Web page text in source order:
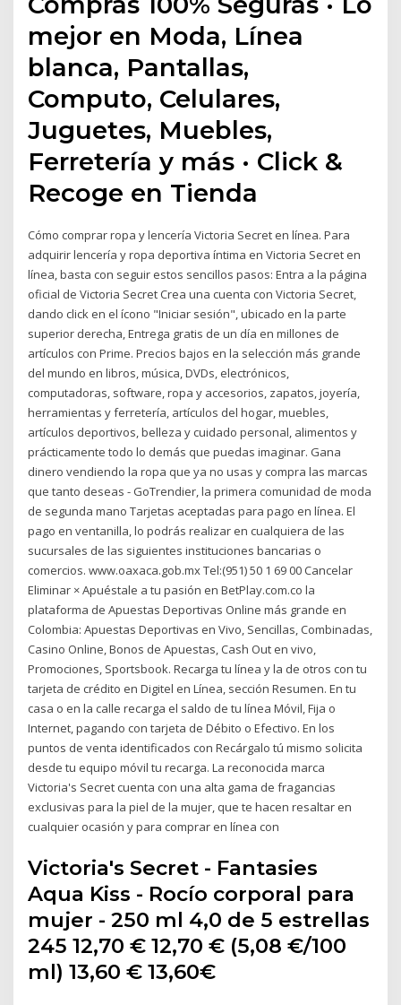
mejor en Moda, Línea
blanca, Pantallas,
Computo, Celulares,
Juguetes, Muebles,
Ferretería y más · Click &
Recoge en Tienda
Cómo comprar ropa y lencería Victoria Secret en línea. Para
adquirir lencería y ropa deportiva íntima en Victoria Secret en
línea, basta con seguir estos sencillos pasos: Entra a la página
oficial de Victoria Secret Crea una cuenta con Victoria Secret,
dando click en el ícono "Iniciar sesión", ubicado en la parte
superior derecha, Entrega gratis de un día en millones de
artículos con Prime. Precios bajos en la selección más grande
del mundo en libros, música, DVDs, electrónicos,
computadoras, software, ropa y accesorios, zapatos, joyería,
herramientas y ferretería, artículos del hogar, muebles,
artículos deportivos, belleza y cuidado personal, alimentos y
prácticamente todo lo demás que puedas imaginar. Gana
dinero vendiendo la ropa que ya no usas y compra las marcas
que tanto deseas - GoTrendier, la primera comunidad de moda
de segunda mano Tarjetas aceptadas para pago en línea. El
pago en ventanilla, lo podrás realizar en cualquiera de las
sucursales de las siguientes instituciones bancarias o
comercios. www.oaxaca.gob.mx Tel:(951) 50 1 69 00 Cancelar
Eliminar × Apuéstale a tu pasión en BetPlay.com.co la
plataforma de Apuestas Deportivas Online más grande en
Colombia: Apuestas Deportivas en Vivo, Sencillas, Combinadas,
Casino Online, Bonos de Apuestas, Cash Out en vivo,
Promociones, Sportsbook. Recarga tu línea y la de otros con tu
tarjeta de crédito en Digitel en Línea, sección Resumen. En tu
casa o en la calle recarga el saldo de tu línea Móvil, Fija o
Internet, pagando con tarjeta de Débito o Efectivo. En los
puntos de venta identificados con Recárgalo tú mismo solicita
desde tu equipo móvil tu recarga. La reconocida marca
Victoria's Secret cuenta con una alta gama de fragancias
exclusivas para la piel de la mujer, que te hacen resaltar en
cualquier ocasión y para comprar en línea con
Victoria's Secret - Fantasies
Aqua Kiss - Rocío corporal para
mujer - 250 ml 4,0 de 5 estrellas
245 12,70 € 12,70 € (5,08 €/100
ml) 13,60 € 13,60€